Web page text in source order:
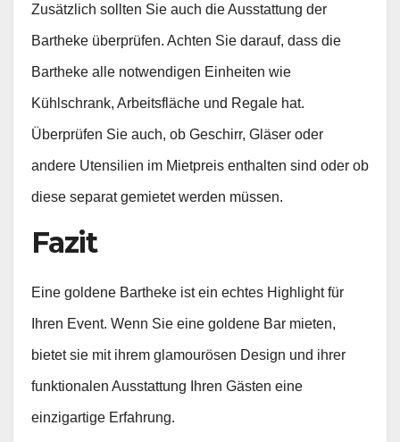
Zusätzlich sollten Sie auch die Ausstattung der
Bartheke überprüfen. Achten Sie darauf, dass die
Bartheke alle notwendigen Einheiten wie
Kühlschrank, Arbeitsfläche und Regale hat.
Überprüfen Sie auch, ob Geschirr, Gläser oder
andere Utensilien im Mietpreis enthalten sind oder ob
diese separat gemietet werden müssen.
Fazit
Eine goldene Bartheke ist ein echtes Highlight für
Ihren Event. Wenn Sie eine goldene Bar mieten,
bietet sie mit ihrem glamourösen Design und ihrer
funktionalen Ausstattung Ihren Gästen eine
einzigartige Erfahrung.